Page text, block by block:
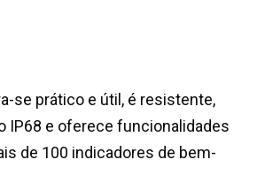
se prático e útil, é resistente,
IP68 e oferece funcionalidades
de 100 indicadores de bem-